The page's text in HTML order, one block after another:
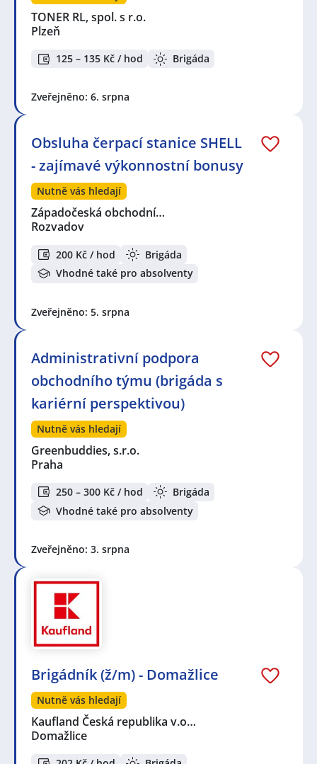
TONER RL, spol. s r.o.
Plzeň
125 – 135 Kč / hod Brigáda
Zveřejněno: 6. srpna
Obsluha čerpací stanice SHELL
- zajímavé výkonnostní bonusy
Nutně vás hledají
Západočeská obchodní…
Rozvadov
200 Kč / hod
Brigáda
Vhodné také pro absolventy
Zveřejněno: 5. srpna
Administrativní podpora
obchodního týmu (brigáda s
kariérní perspektivou)
Nutně vás hledají
Greenbuddies, s.r.o.
Praha
250 – 300 Kč / hod
Brigáda
Vhodné také pro absolventy
Zveřejněno: 3. srpna
Brigádník (ž/m) - Domažlice
Nutně vás hledají
Kaufland Česká republika v.o…
Domažlice